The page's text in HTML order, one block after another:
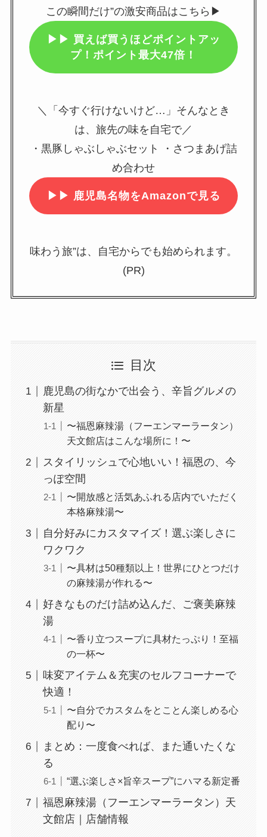
この瞬間だけ”の激安商品はこちら▶
▶▶ 買えば買うほどポイントアッ
プ！ポイント最大47倍！
＼「今すぐ行けないけど…」そんなとき
は、旅先の味を自宅で／
・黒豚しゃぶしゃぶセット ・さつまあげ詰
め合わせ
▶▶ 鹿児島名物をAmazonで見る
味わう旅”は、自宅からでも始められます。
(PR)
目次
鹿児島の街なかで出会う、辛旨グルメの
新星
〜福恩麻辣湯（フーエンマーラータン）
天文館店はこんな場所に！〜
スタイリッシュで心地いい！福恩の、今
っぽ空間
〜開放感と活気あふれる店内でいただく
本格麻辣湯〜
自分好みにカスタマイズ！選ぶ楽しさに
ワクワク
〜具材は50種類以上！世界にひとつだけ
の麻辣湯が作れる〜
好きなものだけ詰め込んだ、ご褒美麻辣
湯
〜香り立つスープに具材たっぷり！至福
の一杯〜
味変アイテム＆充実のセルフコーナーで
快適！
〜自分でカスタムをとことん楽しめる心
配り〜
まとめ：一度食べれば、また通いたくな
る
“選ぶ楽しさ×旨辛スープ”にハマる新定番
福恩麻辣湯（フーエンマーラータン）天
文館店｜店舗情報